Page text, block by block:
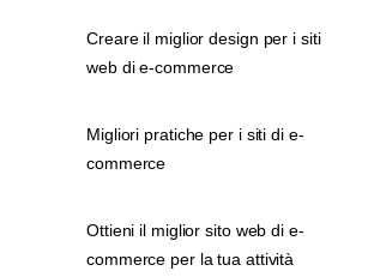
Creare il miglior design per i siti
web di e-commerce
Migliori pratiche per i siti di e-
commerce
Ottieni il miglior sito web di e-
commerce per la tua attività